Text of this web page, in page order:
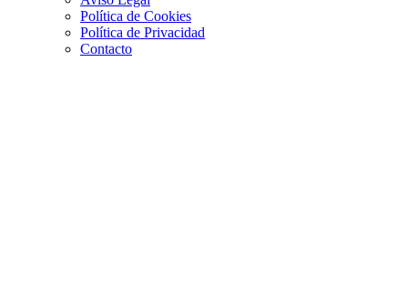
Política de Cookies
Política de Privacidad
Contacto